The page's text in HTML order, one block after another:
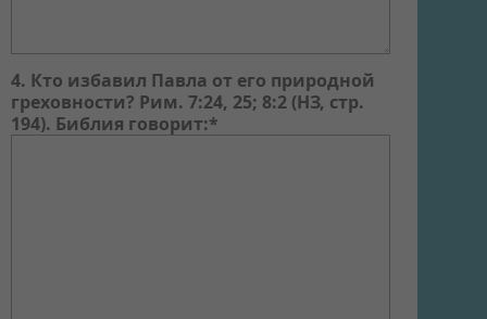
4. Кто избавил Павла от его природной
греховности? Рим. 7:24, 25; 8:2 (НЗ, стр.
194). Библия говорит:*